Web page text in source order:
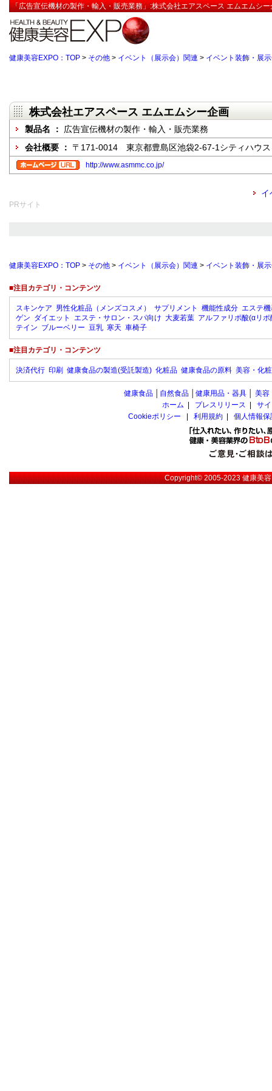
「広告宣伝機材の製作・輸入・販売業務」:株式会社エアスペース エムエムシ
健康美容EXPO：TOP > その他 > イベント（展示会）関連 > イベント装飾・展
株式会社エアスペース エムエムシー企画
製品名 ： 広告宣伝機材の製作・輸入・販売業務
会社概要 ： 〒171-0014 東京都豊島区池袋2-67-1シティハウス
http://www.asmmc.co.jp/
イ
PRサイト
健康美容EXPO：TOP > その他 > イベント（展示会）関連 > イベント装飾・展
■注目カテゴリ・コンテンツ
スキンケア 男性化粧品（メンズコスメ） サプリメント 機能性成分 エステ
ゲン ダイエット エステ・サロン・スパ向け 大麦若葉 アルファリポ酸(αリポ
テイン ブルーベリー 豆乳 寒天 車椅子
■注目カテゴリ・コンテンツ
決済代行 印刷 健康食品の製造(受託製造) 化粧品 健康食品の原料 美容・化
健康食品 自然食品 健康用品・器具 美容
ホーム
プレスリリース
サ
Cookieポリシー
利用規約 個人情報
Copyright© 2005-2023健康美